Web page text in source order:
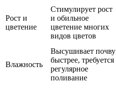
Рост и
цветение
Стимулирует рост
и обильное
цветение многих
видов цветов
Влажность
Высушивает почву
быстрее, требуется
регулярное
поливание